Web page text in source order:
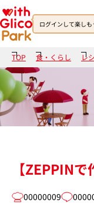
ログインして楽しも
TOP 食・くらし レ
【ZEPPIN
00000009